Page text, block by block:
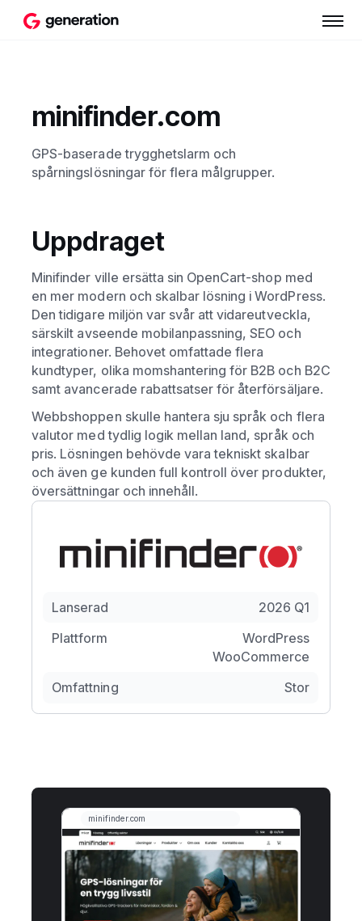
minifinder.com
GPS-baserade trygghetslarm och
spårningslösningar för flera målgrupper.
Uppdraget
Minifinder ville ersätta sin OpenCart-shop med
en mer modern och skalbar lösning i WordPress.
Den tidigare miljön var svår att vidareutveckla,
särskilt avseende mobilanpassning, SEO och
integrationer. Behovet omfattade flera
kundtyper, olika momshantering för B2B och B2C
samt avancerade rabattsatser för återförsäljare.
Webbshoppen skulle hantera sju språk och flera
valutor med tydlig logik mellan land, språk och
pris. Lösningen behövde vara tekniskt skalbar
och även ge kunden full kontroll över produkter,
översättningar och innehåll.
Lanserad
2026 Q1
Plattform
WordPress
WooCommerce
Omfattning
Stor